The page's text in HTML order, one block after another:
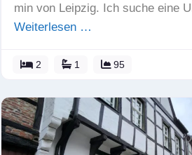
min von Leipzig. Ich suche eine
Weiterlesen …
2 1 95